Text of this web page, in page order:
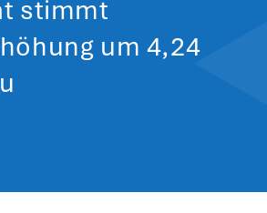
stimmt
um 4,24